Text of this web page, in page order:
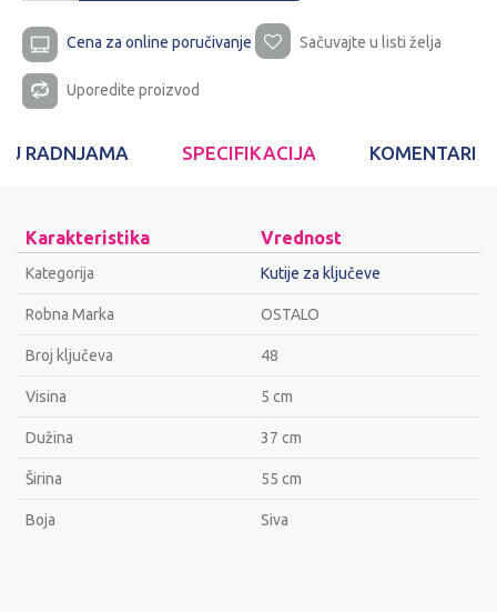
Cena za online poručivanje Sačuvajte u listi želja
Uporedite proizvod
U RADNJAMA SPECIFIKACIJA KOMENTARI
Karakteristika Vrednost
Kategorija Kutije za ključeve
Robna Marka OSTALO
Broj ključeva 48
Visina 5 cm
Dužina 37 cm
Širina 55 cm
Bоја Siva